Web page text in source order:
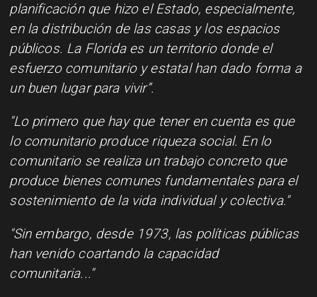
planificación que hizo el Estado, especialmente,
en la distribución de las casas y los espacios
públicos. La Florida es un territorio donde el
esfuerzo comunitario y estatal han dado forma a
un buen lugar para vivir”.
"Lo primero que hay que tener en cuenta es que
lo comunitario produce riqueza social. En lo
comunitario se realiza un trabajo concreto que
produce bienes comunes fundamentales para el
sostenimiento de la vida individual y colectiva."
"Sin embargo, desde 1973, las políticas públicas
han venido coartando la capacidad
comunitaria..."